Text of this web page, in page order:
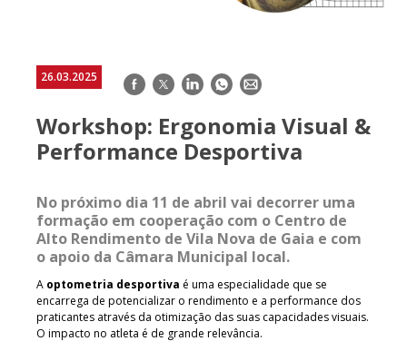
26.03.2025 Facebook
TwitterLinkedInWhatsApp
E-
Workshop: Ergonomia Visual &
Performance Desportiva
No próximo dia 11 de abril vai decorrer uma
formação em cooperação com o Centro de
Alto Rendimento de Vila Nova de Gaia e com
o apoio da Câmara Municipal local.
A optometria desportiva é uma especialidade que se
encarrega de potencializar o rendimento e a performance dos
praticantes através da otimização das suas capacidades visuais.
O impacto no atleta é de grande relevância.